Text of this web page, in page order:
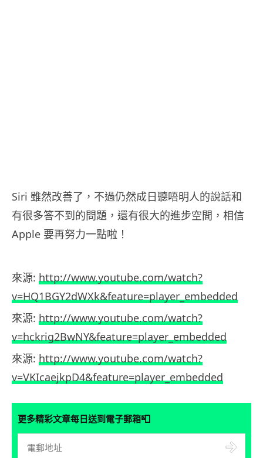
Siri 雖然改善了，不過仍然成日聽唔明人的說話和
有很多答不到的問題，還有很大的進步空間，相信
Apple 要再努力一點啦！
來源: http://www.youtube.com/watch?
v=HQ1BGY2dWXk&feature=player_embedded
來源: http://www.youtube.com/watch?
v=hckrig2BwNY&feature=player_embedded
來源: http://www.youtube.com/watch?
v=VKIcaejkpD4&feature=player_embedded
更多精彩文章每日送到電子郵箱📮